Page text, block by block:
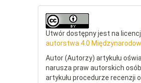
Utwór dostępny jest na
autorstwa 4.0
Autor (Autorzy) artykułu
narusza praw autorskich
artykułu procedurze recenzji